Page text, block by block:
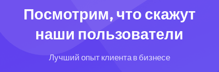
Посмотрим, что скажут
наши пользователи
Лучший опыт клиента в бизнесе